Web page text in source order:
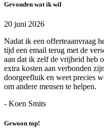
Gevonden wat ik wil
20 juni 2026
Nadat ik een offerteaanvraag
tijd een email terug met de
aan dat ik zelf de vrijheid heb
extra kosten aan verbonden
doorgeefluik en weet precies
om andere mensen te helpen.
- Koen Smits
Gewoon top!